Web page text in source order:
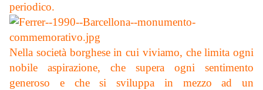
periodico.
Nella società borghese in cui viviamo, che limita ogni
nobile aspirazione, che supera ogni sentimento
generoso e che si sviluppa in mezzo ad un